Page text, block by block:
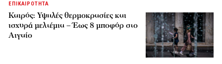
ΕΠΙΚΑΙΡΟΤΗΤΑ
Καιρός: Υψηλές θερμοκρασίες και
ισχυρά μελτέμια – Έως 8 μποφόρ στο
Αιγαίο